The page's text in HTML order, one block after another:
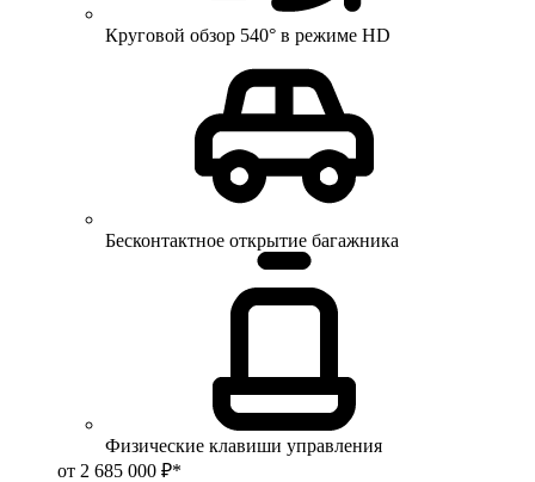
Круговой обзор 540° в режиме HD
Бесконтактное открытие багажника
Физические клавиши управления
от 2 685 000 ₽*